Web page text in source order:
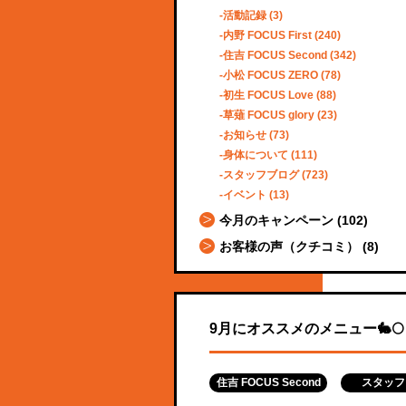
活動記録 (3)
内野 FOCUS First (240)
住吉 FOCUS Second (342)
小松 FOCUS ZERO (78)
初生 FOCUS Love (88)
草薙 FOCUS glory (23)
お知らせ (73)
身体について (111)
スタッフブログ(723)
イベント (13)
今月のキャンペーン (102)
お客様の声（クチコミ）
(8)
9月にオススメのメニュー🐇🌕
住吉 FOCUS Second スタッ